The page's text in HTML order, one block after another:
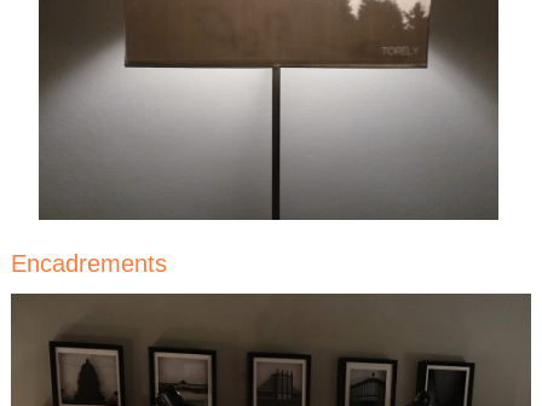
Encadrements